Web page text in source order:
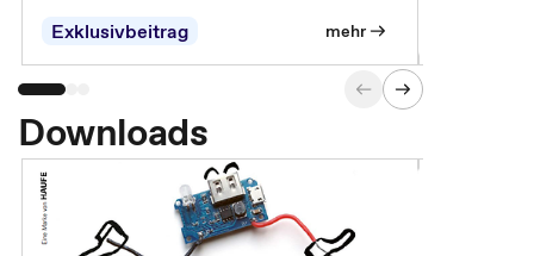
Exklusivbeitrag
mehr
Downloads